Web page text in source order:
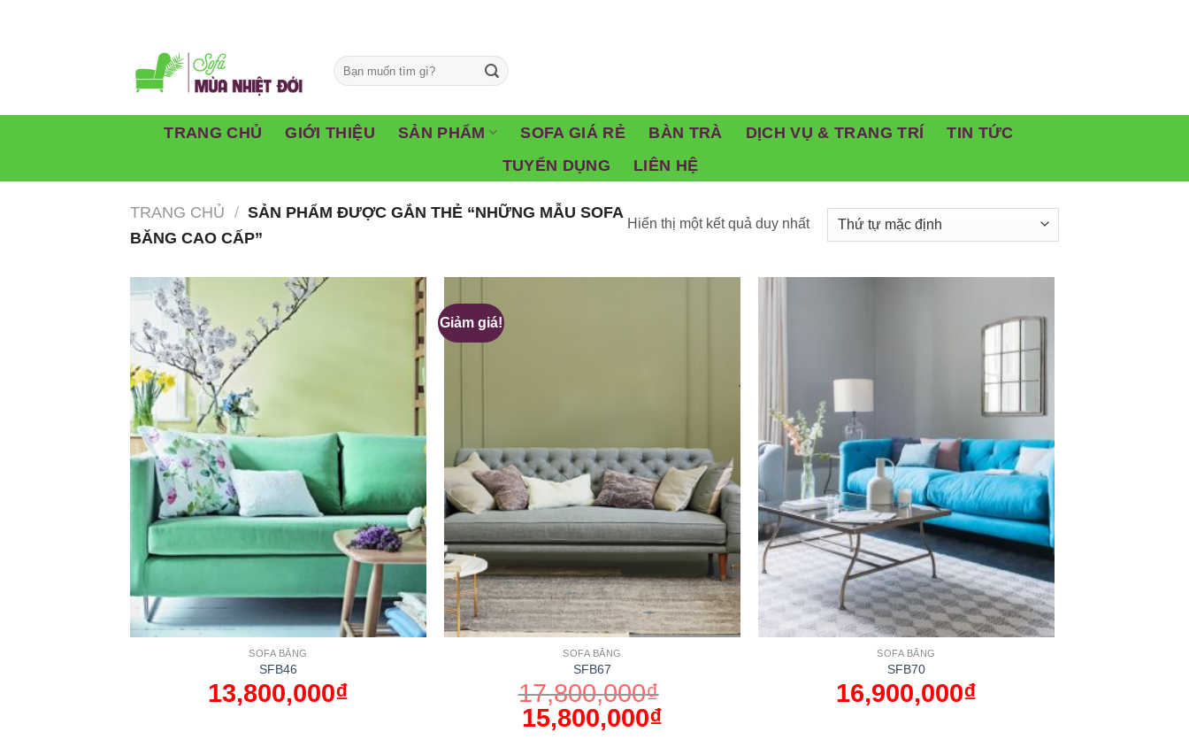
TRANG CHỦ GIỚI THIỆU SẢN PHẨM SOFA GIÁ RẺ BÀN TRÀ DỊCH VỤ & TRANG TRÍ
TIN TỨC
TUYỂN DỤNG
LIÊN HỆ
TRANG CHỦ / SẢN PHẨM ĐƯỢC GẮN THẺ “NHỮNG MẪU SOFA
BĂNG CAO CẤP”
Hiển thị một kết quả duy nhất
SOFA BĂNG
SFB46
13,800,000₫
Giảm giá!
SOFA BĂNG
SFB67
17,800,000₫
15,800,000₫
SOFA BĂNG
SFB70
16,900,000₫